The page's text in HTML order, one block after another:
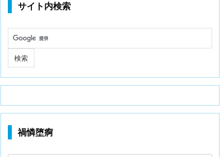
サイト内検索
禍憐堕痾